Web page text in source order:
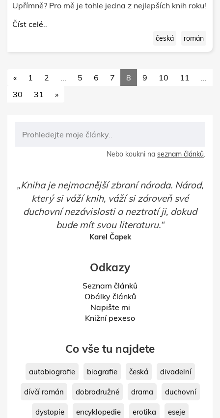
Upřímně? Pro mě je tohle jedna z nejlepších knih roku!
Číst celé..
česká román
« 1 2 ... 5 6 7 8 9 10 11
...
30
31 »
Nebo koukni na seznam článků.
Kniha je nejmocnější zbraní národa. Národ,
který si váží knih, váží si zároveň své
duchovní nezávislosti a neztratí ji, dokud
bude mít svou literaturu.
Karel Čapek
Odkazy
Seznam článků
Obálky článků
Napište mi
Knižní pexeso
Co vše tu najdete
autobiografie biografie česká divadelní
dívčí román dobrodružné drama duchovní
dystopie encyklopedie erotika eseje